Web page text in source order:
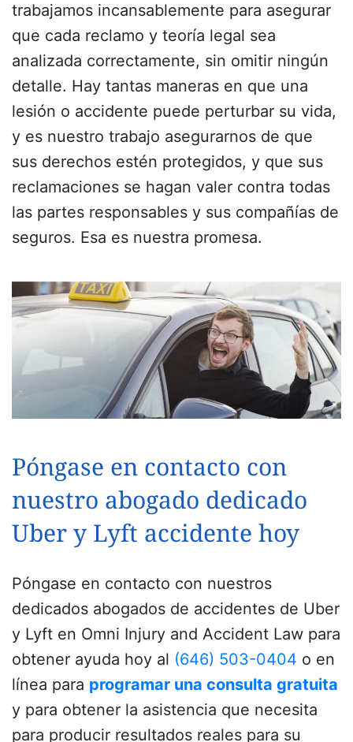
trabajamos incansablemente para asegurar
que cada reclamo y teoría legal sea
analizada correctamente, sin omitir ningún
detalle. Hay tantas maneras en que una
lesión o accidente puede perturbar su vida,
y es nuestro trabajo asegurarnos de que
sus derechos estén protegidos, y que sus
reclamaciones se hagan valer contra todas
las partes responsables y sus compañías de
seguros. Esa es nuestra promesa.
Póngase en contacto con
nuestro abogado dedicado
Uber y Lyft accidente hoy
Póngase en contacto con nuestros
dedicados abogados de accidentes de Uber
y Lyft en Omni Injury and Accident Law para
obtener ayuda hoy al (646) 503-0404 o en
línea para programar una consulta gratuita
y para obtener la asistencia que necesita
para producir resultados reales para su